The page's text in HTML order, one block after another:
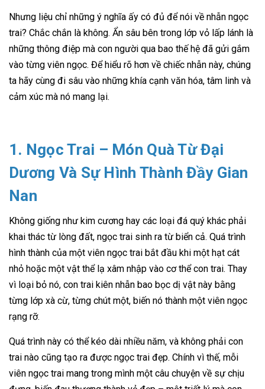
Nhưng liệu chỉ những ý nghĩa ấy có đủ để nói về nhẫn ngọc
trai? Chắc chắn là không. Ẩn sâu bên trong lớp vỏ lấp lánh là
những thông điệp mà con người qua bao thế hệ đã gửi gắm
vào từng viên ngọc. Để hiểu rõ hơn về chiếc nhẫn này, chúng
ta hãy cùng đi sâu vào những khía cạnh văn hóa, tâm linh và
cảm xúc mà nó mang lại.
1. Ngọc Trai – Món Quà Từ Đại
Dương Và Sự Hình Thành Đầy Gian
Nan
Không giống như kim cương hay các loại đá quý khác phải
khai thác từ lòng đất, ngọc trai sinh ra từ biển cả. Quá trình
hình thành của một viên ngọc trai bắt đầu khi một hạt cát
nhỏ hoặc một vật thể lạ xâm nhập vào cơ thể con trai. Thay
vì loại bỏ nó, con trai kiên nhẫn bao bọc dị vật này bằng
từng lớp xà cừ, từng chút một, biến nó thành một viên ngọc
rạng rỡ.
Quá trình này có thể kéo dài nhiều năm, và không phải con
trai nào cũng tạo ra được ngọc trai đẹp. Chính vì thế, mỗi
viên ngọc trai mang trong mình một câu chuyện về sự chịu